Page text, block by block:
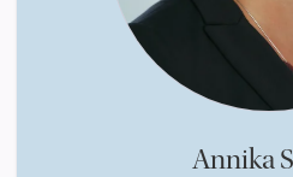
Annika